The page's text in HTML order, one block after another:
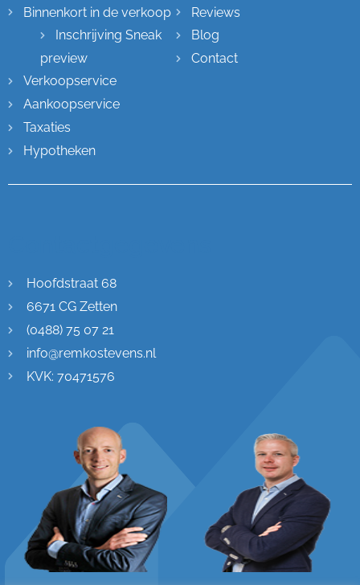
Binnenkort in de verkoop
Inschrijving Sneak
preview
Verkoopservice
Aankoopservice
Taxaties
Hypotheken
Reviews
Blog
Contact
Hoofdstraat 68
6671 CG Zetten
(0488) 75 07 21
info@remkostevens.nl
KVK: 70471576